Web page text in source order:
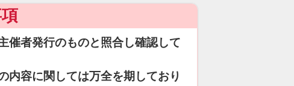
催者発行のものと照合し確認して
内容に関しては万全を期しており